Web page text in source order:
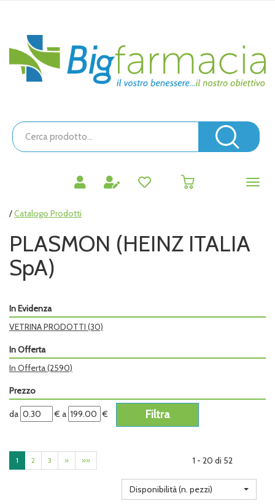
principaleBigfarmacia
Cerca
Prodotto
/Catalogo Prodotti
PLASMON (HEINZ ITALIA
SpA)
In Evidenza
VETRINA PRODOTTI (30)
In Offerta
In Offerta(2590)
Prezzo
filtra
da
da €
filtra
a
a €
1 2 3 » »» 1 - 20 di 52
Disponibilità (n. pezzi)